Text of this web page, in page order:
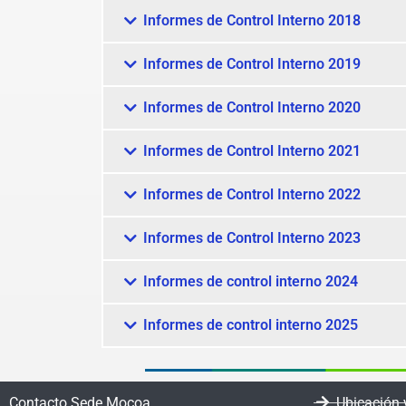
Informes de Control Interno 2018
Informes de Control Interno 2019
Informes de Control Interno 2020
Informes de Control Interno 2021
Informes de Control Interno 2022
Informes de Control Interno 2023
Informes de control interno 2024
Informes de control interno 2025